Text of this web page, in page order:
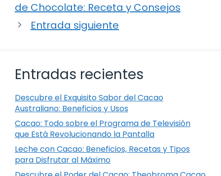
de Chocolate: Receta y Consejos
Entrada siguiente
Entradas recientes
Descubre el Exquisito Sabor del Cacao
Australiano: Beneficios y Usos
Cacao: Todo sobre el Programa de Televisión
que Está Revolucionando la Pantalla
Leche con Cacao: Beneficios, Recetas y Tipos
para Disfrutar al Máximo